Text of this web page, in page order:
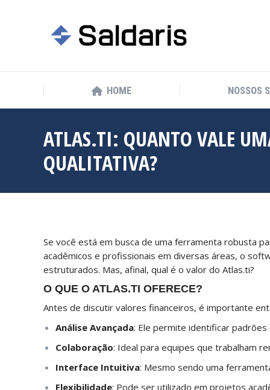
HOME NOSSOS
ATLAS.TI: QUANTO VALE
QUALITATIVA?
Se você está em busca de uma ferramenta robusta
acadêmicos e profissionais em diversas áreas, o
estruturados. Mas, afinal, qual é o valor do Atlas.ti?
O QUE O ATLAS.TI OFERECE?
Antes de discutir valores financeiros, é importante
Análise Avançada: Ele permite identificar
Colaboração: Ideal para equipes que trabalham
Interface Intuitiva: Mesmo sendo uma
Flexibilidade: Pode ser utilizado em projetos